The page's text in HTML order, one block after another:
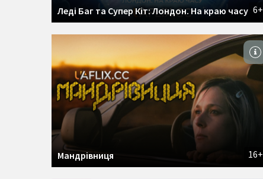
6+
Леді Баг та Супер Кіт: Лондон. На краю часу
16+
Мандрівниця